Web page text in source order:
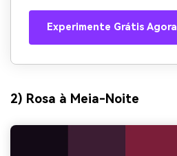
Experimente Grátis Agora
2) Rosa à Meia-Noite